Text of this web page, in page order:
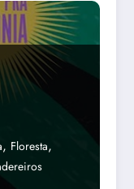
, Floresta,